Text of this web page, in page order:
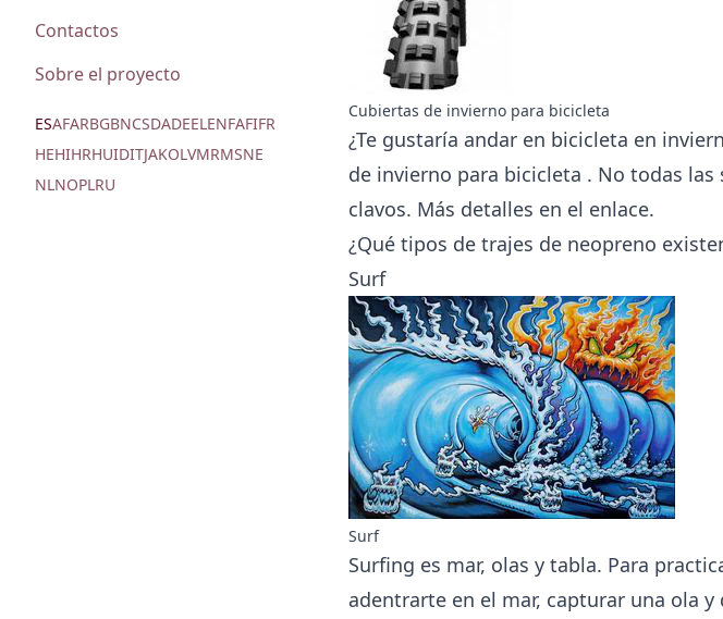
Contactos
Sobre el proyecto
ESAFARBGBNCSDADEELENFAFIFR
HEHIHRHUIDITJAKOLVMRMSNE
NLNOPLRU
Cubiertas de invierno para bicicleta
¿Te gustaría andar en bicicleta en
de invierno para bicicleta . No todas las
clavos. Más detalles en el enlace.
¿Qué tipos de trajes de neopreno
Surf
Surf
Surfing es mar, olas y tabla. Para
adentrarte en el mar, capturar una ola